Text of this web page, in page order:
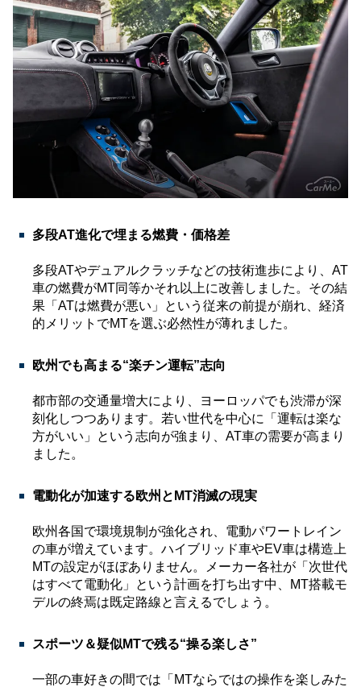
多段AT進化で埋まる燃費・価格差
多段ATやデュアルクラッチなどの技術進歩により、AT
車の燃費がMT同等かそれ以上に改善しました。その結
果「ATは燃費が悪い」という従来の前提が崩れ、経済
的メリットでMTを選ぶ必然性が薄れました。
欧州でも高まる“楽チン運転”志向
都市部の交通量増大により、ヨーロッパでも渋滞が深
刻化しつつあります。若い世代を中心に「運転は楽な
方がいい」という志向が強まり、AT車の需要が高まり
ました。
電動化が加速する欧州とMT消滅の現実
欧州各国で環境規制が強化され、電動パワートレイン
の車が増えています。ハイブリッド車やEV車は構造上
MTの設定がほぼありません。メーカー各社が「次世代
はすべて電動化」という計画を打ち出す中、MT搭載モ
デルの終焉は既定路線と言えるでしょう。
スポーツ＆疑似MTで残る“操る楽しさ”
一部の車好きの間では「MTならではの操作を楽しみた